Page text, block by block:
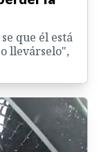
que él está
llevárselo",